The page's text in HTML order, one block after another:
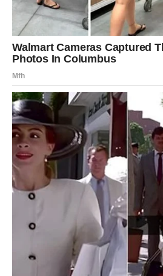
Ove mudrosti pokazuju koliko je
kada je bolje zadržati vlastite misli za
stalno poziva na dijeljenje i isticanje
leži u prepoznavanju trenutaka kada
zubima. Ova sposobnost ne samo
stabilnosti, već pomaže i u održavanju
profesionalnog uspjeha.
Dakle, ako želite postići unutarnji
kvalitetnije odnose s ljudima oko
naučite kada treba zadržati svoje
tišina najmoćniji alat za postizanje